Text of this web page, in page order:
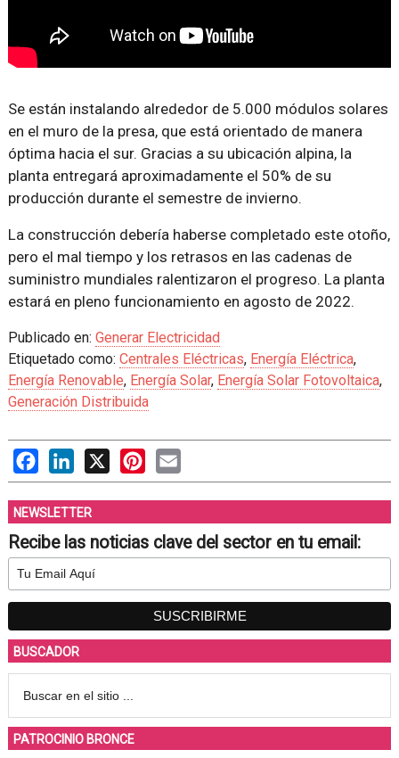
Se están instalando alrededor de 5.000 módulos solares
en el muro de la presa, que está orientado de manera
óptima hacia el sur. Gracias a su ubicación alpina, la
planta entregará aproximadamente el 50% de su
producción durante el semestre de invierno.
La construcción debería haberse completado este otoño,
pero el mal tiempo y los retrasos en las cadenas de
suministro mundiales ralentizaron el progreso. La planta
estará en pleno funcionamiento en agosto de 2022.
Publicado en: Generar Electricidad
Etiquetado como: Centrales Eléctricas, Energía Eléctrica,
Energía Renovable, Energía Solar, Energía Solar Fotovoltaica,
Generación Distribuida
FacebookLinkedIn
X PinterestEmail
NEWSLETTER
Recibe las noticias clave del sector en tu email:
BUSCADOR
PATROCINIO BRONCE